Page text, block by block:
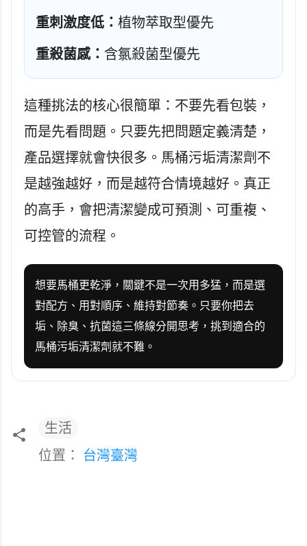
重刺激度低： 植物萃取型優先
重殺菌感： 含氯殺菌型優先
這種挑法的核心很簡單：不要先看包裝，
而是先看問題。只要先把問題定義清楚，
產品選擇就會快很多。馬桶污垢清潔劑不
是越強越好，而是越符合情境越好。真正
的高手，會把清潔變成可預測、可重複、
可控管的流程。
想要馬桶更乾淨，關鍵不是一次用多猛，而是選
對配方、用對順序、維持對節奏。只要你把去
垢、除臭、抗菌這三條線分開思考，挑到適合的
馬桶污垢清潔劑就不難。
生活
位置： 台灣臺灣